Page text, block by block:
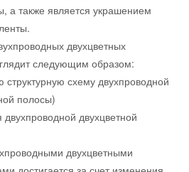
а также является украшением
двухцветных
следующим образом:
структурную схему двухпроводной
полосы)
двухцветной
двухцветными